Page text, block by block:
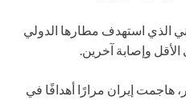
الذي استهدف مطارها الدولي
وإصابة آخرين.
هاجمت إيران مرارًا أهدافًا في